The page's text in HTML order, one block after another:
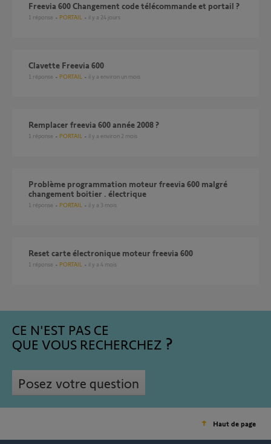
Freevia 600 Changement code télécommande et portail ?
1 réponse PORTAIL il y a 24 jours
Clavette Freevia 600
1 réponse PORTAIL il y a environ un mois
Remplacer freevia 600 année 2008 ?
1 réponse PORTAIL il y a environ 2 mois
Problème programmation moteur freevia 600 malgré
changement boitier . électrique
1 réponse PORTAIL il y a 3 mois
reset carte électronique moteur freevia 600
1 réponse PORTAIL il y a 4 mois
CE N'EST PAS CE
QUE VOUS RECHERCHEZ
Posez votre question
Haut de page